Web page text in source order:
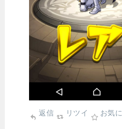
返信 リツイ お気に